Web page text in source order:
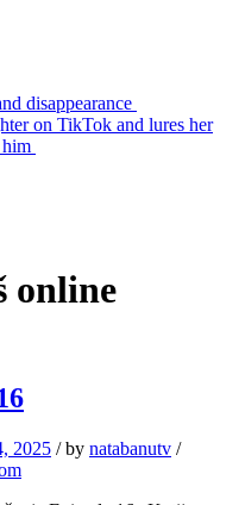
disappearance
on TikTok and lures her
him
online
2025 /by natabanutv /